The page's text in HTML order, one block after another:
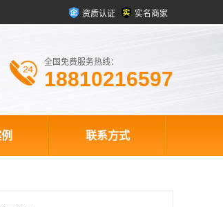
资质认证 实名商家
全国免费服务热线：
18810216597
联系方式